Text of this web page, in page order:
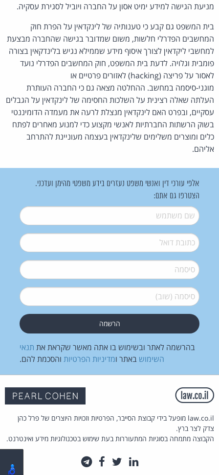
מניעת הגישה למידע ימיט אסון על החברה ויוביל לסגירת עסקיה.
בית המשפט גם קבע כי טענותיה של לינקדאין על הפרת חוק
המחשבים הפדרלי חלשות, משום שמדובר בגישה שהחברה מבצעת
למחשבי ליקדאין לצורך איסוף מידע שממילא נגיש בלינדקאין בצורה
פומבית וגלויה. לדעת בית המשפט, חוק המחשבים הפדרלי נועד
לאסור על פריצה (hacking) לאזורים פרטיים או
מוגני-סיסמה במחשב. ההחלטה מצאה גם כי החברה העותרת
העלתה שאלה רצינית על השלכות החסימה של לינקדאין על הגבלים
עסקיים, ובפרט האם לינקדאין מנצלת לרעה את מעמדה הדומיננטי
בשוק הרשתות החברתיות לאנשי מקצוע כדי למנוע מאחרים לפתח
כלים ומוצרים משלימים שלינקדאין בעצמה מעוניינת להתרחב
אליהם.
אלפי עורכי דין ואנשי משפט נעזרים בידע משפטי מהימן ועדכני.
הצטרפו גם אתם:
שם משתמש*
דואל*
סיסמה*
סיסמה (שוב)*
בהרשמה לאתר ובשימוש בו אתה מאשר שקראת את תנאי
השימוש באתר ומדיניות הפרטיות והסכמת להם.
law.co.il מופעל בידי קבוצת הסייבר, הפרטיות וזכויות היוצרים של פרל כהן
צדק לצר ברץ.
הקבוצה מתמחה בסוגיות המתעוררות בעת שימוש בטכנולוגיות מידע ואינטרנט.
לינקדאין
טוויטרפייסבוק